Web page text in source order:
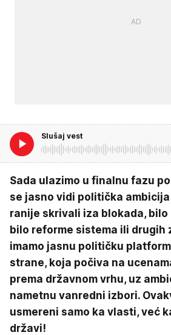
Slušaj vest
Sada ulazimo u finalnu fazu
se jasno vidi politička
ranije skrivali iza blokada, bilo
bilo reforme sistema ili drugih
imamo jasnu političku
strane, koja počiva na
prema državnom vrhu, uz
nametnu vanredni izbori.
usmereni samo ka vlasti, već
državi!